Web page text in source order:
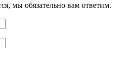
мы обязательно вам ответим.